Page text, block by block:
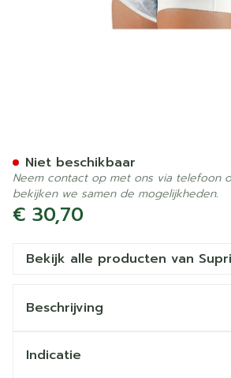
€ 30,70
Niet beschikbaar
Neem contact op met ons via telefoon
bekijken we samen de mogelijkheden.
Bekijk alle producten van
Beschrijving
Indicatie